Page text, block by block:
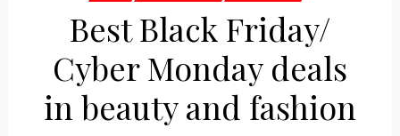
Best Black Friday/
Cyber Monday deals
in beauty and fashion